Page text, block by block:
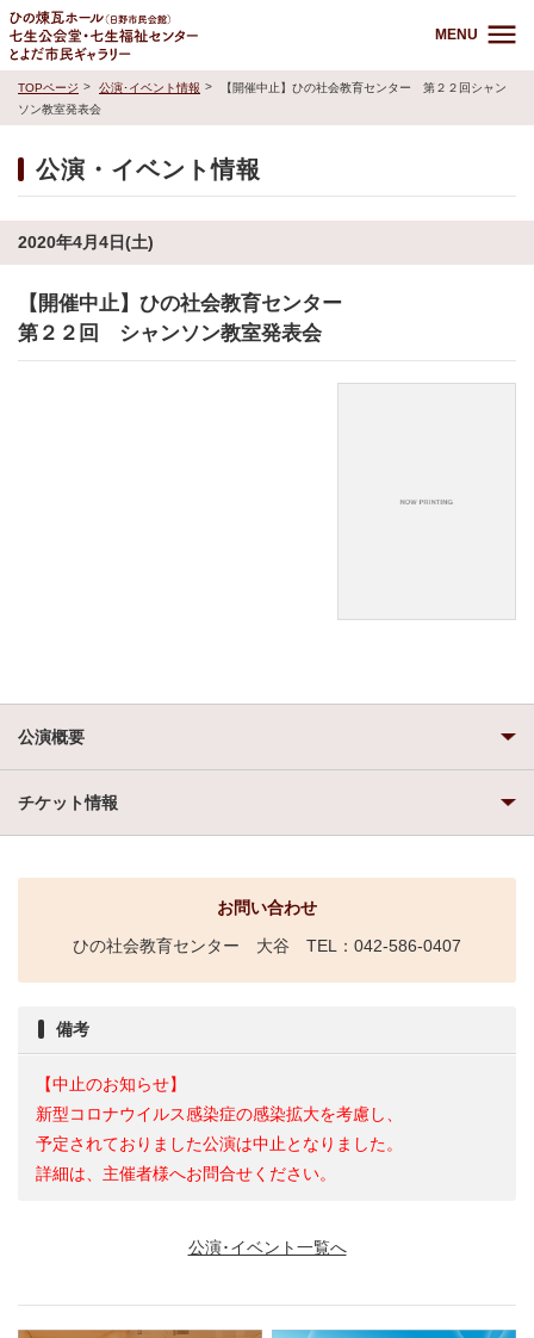
MENU
TOPページ 公演･イベント情報
【開催中止】ひの社会教育センター 第２２回シャン
ソン教室発表会
公演・イベント情報
2020年4月4日(土)
【開催中止】ひの社会教育センター
第２２回 シャンソン教室発表会
公演概要
チケット情報
お問い合わせ
ひの社会教育センター 大谷 TEL：042-586-0407
備考
【中止のお知らせ】
新型コロナウイルス感染症の感染拡大を考慮し、
予定されておりました公演は中止となりました。
詳細は、主催者様へお問合せください。
公演･イベント一覧へ